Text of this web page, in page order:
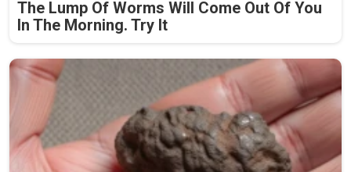
The Lump Of Worms Will Come Out Of You
In The Morning. Try It